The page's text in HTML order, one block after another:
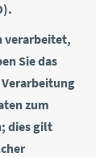
verarbeitet,
Sie das
zum
dies gilt